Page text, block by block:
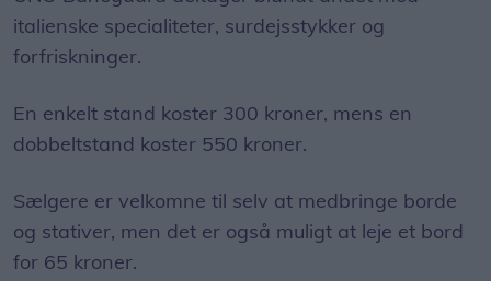
italienske specialiteter, surdejsstykker og
forfriskninger.
En enkelt stand koster 300 kroner, mens en
dobbeltstand koster 550 kroner.
Sælgere er velkomne til selv at medbringe borde
og stativer, men det er også muligt at leje et bord
for 65 kroner.